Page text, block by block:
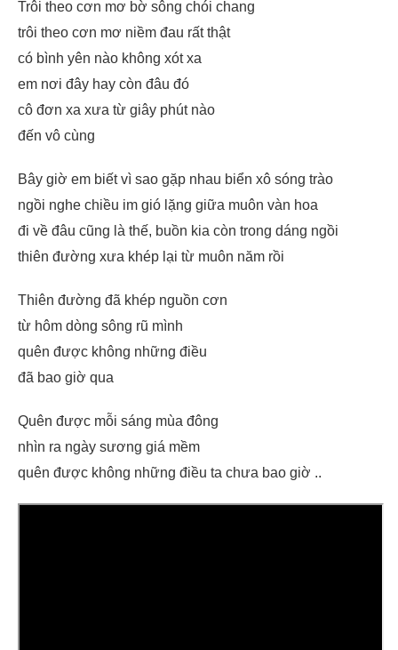
Trôi theo cơn mơ bờ sông chói chang
trôi theo cơn mơ niềm đau rất thật
có bình yên nào không xót xa
em nơi đây hay còn đâu đó
cô đơn xa xưa từ giây phút nào
đến vô cùng
Bây giờ em biết vì sao gặp nhau biển xô sóng trào
ngồi nghe chiều im gió lặng giữa muôn vàn hoa
đi về đâu cũng là thế, buồn kia còn trong dáng ngồi
thiên đường xưa khép lại từ muôn năm rồi
Thiên đường đã khép nguồn cơn
từ hôm dòng sông rũ mình
quên được không những điều
đã bao giờ qua
Quên được mỗi sáng mùa đông
nhìn ra ngày sương giá mềm
quên được không những điều ta chưa bao giờ ..